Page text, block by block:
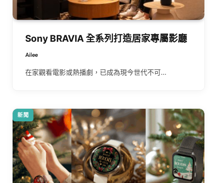
Sony BRAVIA 全系列打造居家專屬影廳
Ailee
在家觀看電影或熱播劇，已成為現今世代不可…
新聞